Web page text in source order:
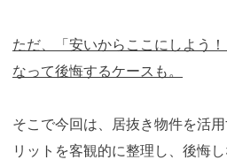
ただ、「安いからここにしよう
なって後悔するケースも。
そこで今回は、居抜き物件を活
リットを客観的に整理し、後悔